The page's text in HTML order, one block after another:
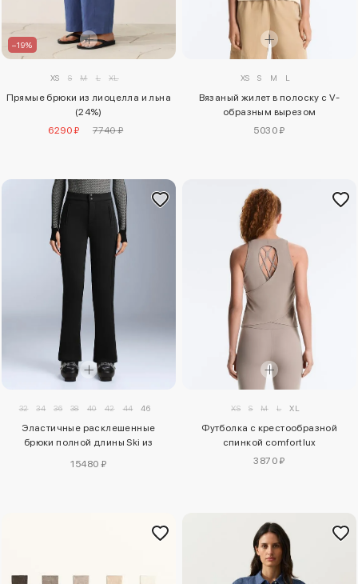
–19%
XS S M L XL
Прямые брюки из лиоцелла и льна
(24%)
6290 ₽
7740 ₽
XS S M L
Вязаный жилет в полоску с V-
образным вырезом
5030 ₽
32 34 36 38 40 42 44 46
Эластичные расклешенные
брюки полной длины Ski из
15480 ₽
XS S M L XL
Футболка с крестообразной
спинкой comfortlux
3870 ₽